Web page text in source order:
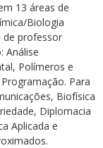
13 áreas de
Biologia
de professor
Análise
Polímeros e
Para
Biofísica
Diplomacia
Aplicada e